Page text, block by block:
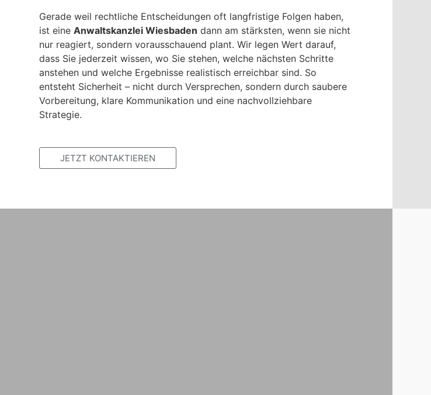
Gerade weil rechtliche Entscheidungen oft langfristige Folgen haben,
ist eineAnwaltskanzlei Wiesbaden dann am stärksten, wenn sie nicht
nur reagiert, sondern vorausschauend plant. Wir legen Wert darauf,
dass Sie jederzeit wissen, wo Sie stehen, welche nächsten Schritte
anstehen und welche Ergebnisse realistisch erreichbar sind. So
entsteht Sicherheit – nicht durch Versprechen, sondern durch saubere
Vorbereitung, klare Kommunikation und eine nachvollziehbare
Strategie.
JETZT KONTAKTIEREN